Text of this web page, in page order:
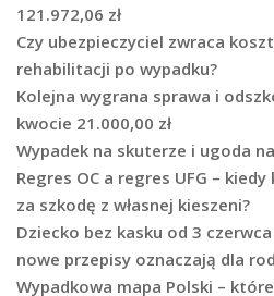
121.972,06 zł
Czy ubezpieczyciel zwraca
rehabilitacji po wypadku?
Kolejna wygrana sprawa i
kwocie 21.000,00 zł
Wypadek na skuterze i ugoda
Regres OC a regres UFG –
za szkodę z własnej kieszeni?
Dziecko bez kasku od 3
nowe przepisy oznaczają dla
Wypadkowa mapa Polski – które